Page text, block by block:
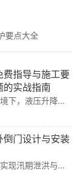
要点大全
费指导与施工要
的实战指南
下，液压升降坝
安全与使用寿
属结构设计、生
多个大型项目，
倒门设计与安装
现汛期泄洪与平
年水利工程金属